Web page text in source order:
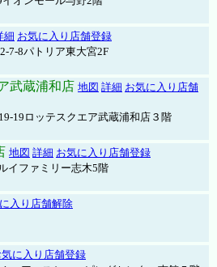
細 お気に入り店舗登録
7-8パトリア東大宮2F
武蔵浦和店 地図 詳細 お気に入り店舗
19ロッテスクエア武蔵浦和店３階
地図 詳細 お気に入り店舗登録
イファミリー志木5階
入り店舗解除
気に入り店舗登録